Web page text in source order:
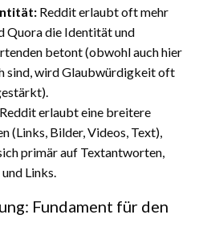
Reddit erlaubt oft mehr
Quora die Identität und
betont (obwohl auch hier
sind, wird Glaubwürdigkeit oft
Reddit erlaubt eine breitere
(Links, Bilder, Videos, Text),
primär auf Textantworten,
Links.
Fundament für den